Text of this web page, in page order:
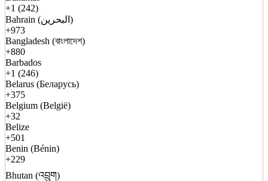
+1 (242)
Bahrain (البحرين)
+973
Bangladesh (বাংলাদেশ)
+880
Barbados
+1 (246)
Belarus (Беларусь)
+375
Belgium (België)
+32
Belize
+501
Benin (Bénin)
+229
Bhutan (འབྲུག)